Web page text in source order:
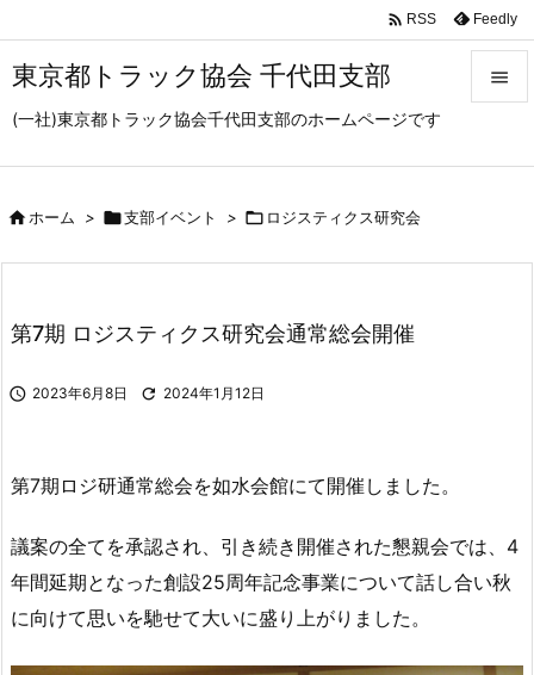
東京都トラック協会 千代田支部
(一社)東京都トラック協会千代田支部のホームページです

 RSS Feedly
ホーム > 支部イベント >  ロジスティクス研究会
第7期 ロジスティクス研究会通常総会開催
 2023年6月8日  2024年1月12日
第7期ロジ研通常総会を如水会館にて開催しました。
議案の全てを承認され、引き続き開催された懇親会では、4
年間延期となった創設25周年記念事業について話し合い秋
に向けて思いを馳せて大いに盛り上がりました。